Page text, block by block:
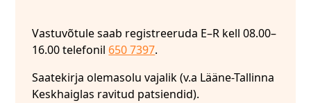
Vastuvõtule saab registreeruda E–R kell 08.00–
16.00 telefonil 650 7397.
Saatekirja olemasolu vajalik (v.a Lääne-Tallinna
Keskhaiglas ravitud patsiendid).